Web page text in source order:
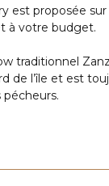
est proposée
à votre budget.
traditionnel
de l’île et est